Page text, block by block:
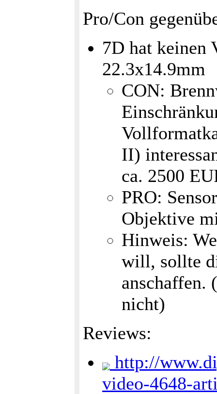
Pro/Con
7D hat keinen
22.3x14.9mm
CON:
II)
ca. 2500
PRO:
Objektive
Hinweis:
will, sollte
anschaffen.
nicht)
Reviews:
http://
video-4648-